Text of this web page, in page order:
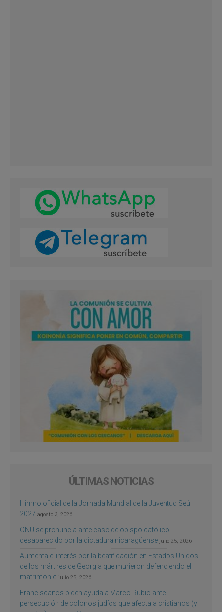
ÚLTIMAS NOTICIAS
Himno oficial de la Jornada Mundial de la Juventud Seúl
2027 agosto 3, 2026
ONU se pronuncia ante caso de obispo católico
desaparecido por la dictadura nicaragüense julio 25, 2026
Aumenta el interés por la beatificación en Estados Unidos
de los mártires de Georgia que murieron defendiendo el
matrimonio julio 25, 2026
Franciscanos piden ayuda a Marco Rubio ante
persecución de colonos judíos que afecta a cristianos (y